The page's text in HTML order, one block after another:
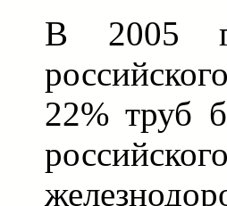
В 2005 г
22% труб